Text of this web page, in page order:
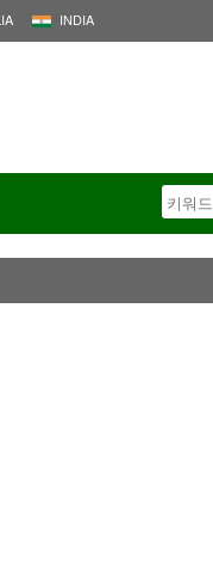
INDIA